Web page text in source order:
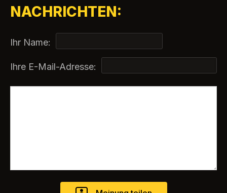
NACHRICHTEN:
Ihr Name:
Ihre E-Mail-Adresse: